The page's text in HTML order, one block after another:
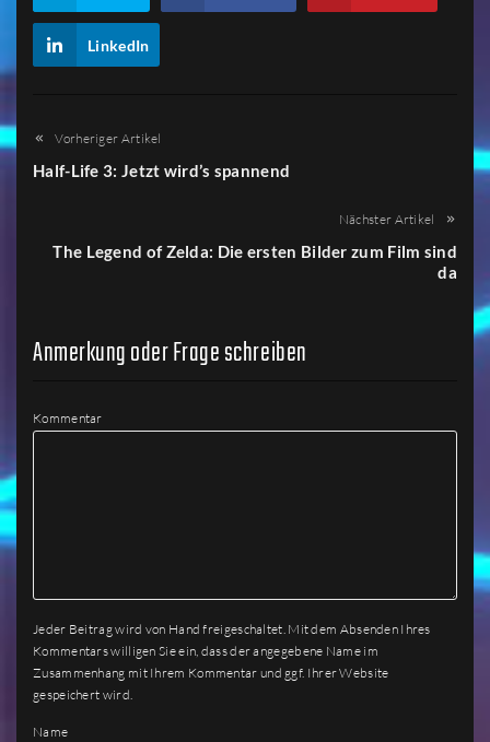
LinkedIn
Vorheriger Artikel
Half-Life 3: Jetzt wird’s spannend
Nächster Artikel
The Legend of Zelda: Die ersten Bilder zum Film sind
da
Anmerkung oder Frage schreiben
Kommentar
Jeder Beitrag wird von Hand freigeschaltet. Mit dem Absenden Ihres
Kommentars willigen Sie ein, dass der angegebene Name im
Zusammenhang mit Ihrem Kommentar und ggf. Ihrer Website
gespeichert wird.
Name